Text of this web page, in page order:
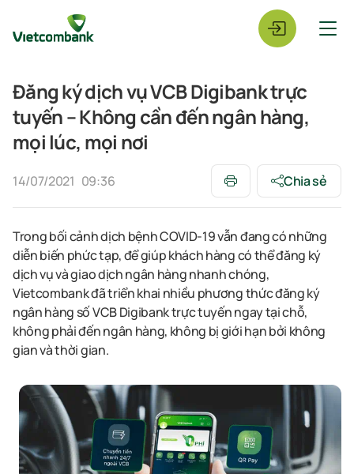
Đăng ký dịch vụ VCB Digibank trực
tuyến – Không cần đến ngân hàng,
mọi lúc, mọi nơi
14/07/2021 09:36 Chia sẻ
Trong bối cảnh dịch bệnh COVID-19 vẫn đang có những
diễn biến phức tạp, để giúp khách hàng có thể đăng ký
dịch vụ và giao dịch ngân hàng nhanh chóng,
Vietcombank đã triển khai nhiều phương thức đăng ký
ngân hàng số VCB Digibank trực tuyến ngay tại chỗ,
không phải đến ngân hàng, không bị giới hạn bởi không
gian và thời gian.